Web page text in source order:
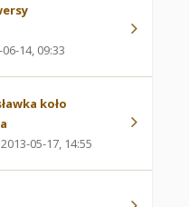
14, 09:33
koło
05-17, 14:55